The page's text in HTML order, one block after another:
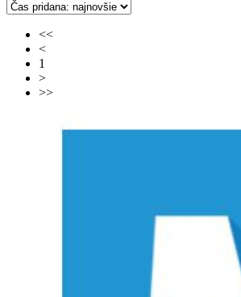
<<
<
1
>
>>